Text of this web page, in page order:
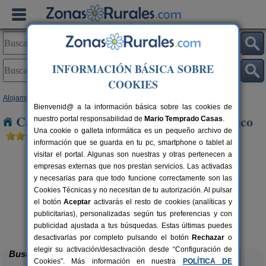
Alojamientos
Casas Rurales cerca de Cuevas de Velasco
3-12 pers.
desde22 €
La Casa de La Posada
Ribagorda (Cuenca)
Buscar
INFORMACIÓN BÁSICA SOBRE
COOKIES
Bienvenid@ a la información básica sobre las cookies de
nuestro portal responsabilidad de Mario Temprado Casas.
Una cookie o galleta informática es un pequeño archivo de
información que se guarda en tu pc, smartphone o tablet al
visitar el portal. Algunas son nuestras y otras pertenecen a
empresas externas que nos prestan servicios. Las activadas
y necesarias para que todo funcione correctamente son las
Cookies Técnicas y no necesitan de tu autorización. Al pulsar
el botónAceptar activarás el resto de cookies (analíticas y
publicitarias), personalizadas según tus preferencias y con
publicidad ajustada a tus búsquedas. Estas últimas puedes
desactivarlas por completo pulsando el botón Rechazar o
elegir su activación/desactivación desde “Configuración de
Cookies”. Más información en nuestra
POLÍTICA DE